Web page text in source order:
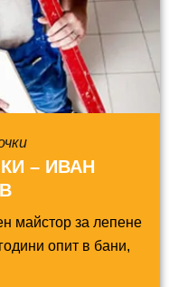
– ИВАН
майстор за лепене
опит в бани,